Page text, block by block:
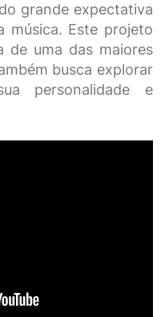
grande expectativa
música. Este projeto
de uma das maiores
busca explorar
personalidade e